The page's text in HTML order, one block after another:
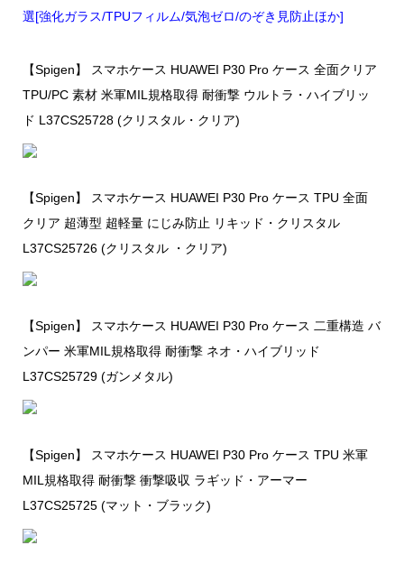
選[強化ガラス/TPUフィルム/気泡ゼロ/のぞき見防止ほか]
【Spigen】 スマホケース HUAWEI P30 Pro ケース 全面クリア
TPU/PC 素材 米軍MIL規格取得 耐衝撃 ウルトラ・ハイブリッ
ド L37CS25728 (クリスタル・クリア)
【Spigen】 スマホケース HUAWEI P30 Pro ケース TPU 全面
クリア 超薄型 超軽量 にじみ防止 リキッド・クリスタル
L37CS25726 (クリスタル ・クリア)
【Spigen】 スマホケース HUAWEI P30 Pro ケース 二重構造 バ
ンパー 米軍MIL規格取得 耐衝撃 ネオ・ハイブリッド
L37CS25729 (ガンメタル)
【Spigen】 スマホケース HUAWEI P30 Pro ケース TPU 米軍
MIL規格取得 耐衝撃 衝撃吸収 ラギッド・アーマー
L37CS25725 (マット・ブラック)